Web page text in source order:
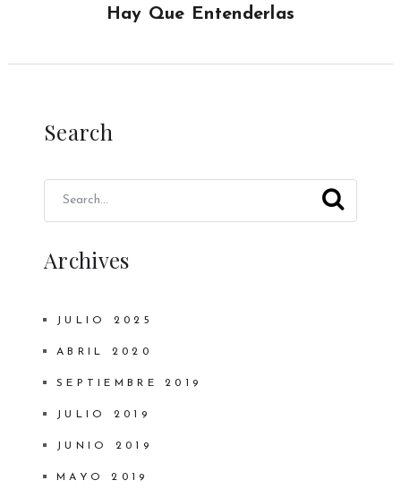
Hay Que Entenderlas
Search
Archives
JULIO 2025
ABRIL 2020
SEPTIEMBRE 2019
JULIO 2019
JUNIO 2019
MAYO 2019